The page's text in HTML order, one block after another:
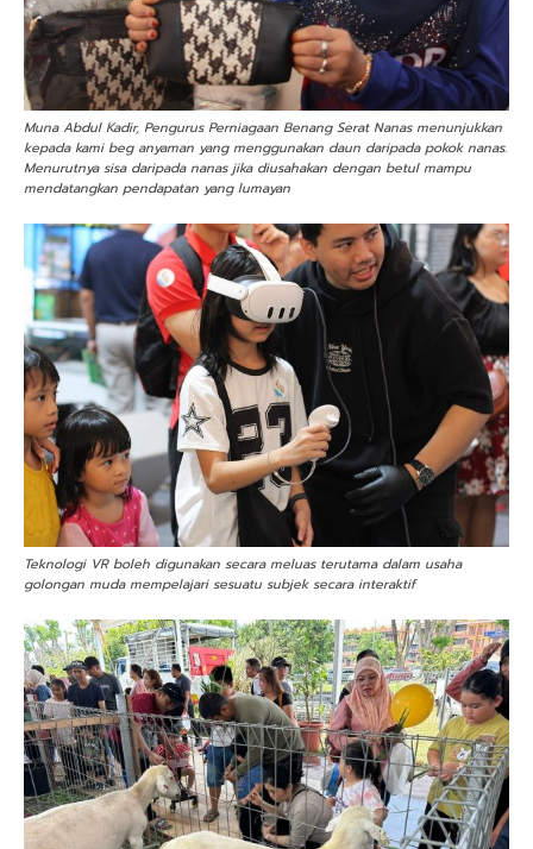
Muna Abdul Kadir, Pengurus Perniagaan Benang Serat Nanas menunjukkan
kepada kami beg anyaman yang menggunakan daun daripada pokok nanas.
Menurutnya sisa daripada nanas jika diusahakan dengan betul mampu
mendatangkan pendapatan yang lumayan
Teknologi VR boleh digunakan secara meluas terutama dalam usaha
golongan muda mempelajari sesuatu subjek secara interaktif